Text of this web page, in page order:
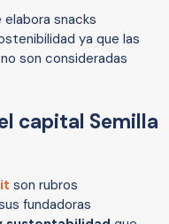
elabora snacks
ya que las
son consideradas
capital Semilla
son rubros
fundadoras